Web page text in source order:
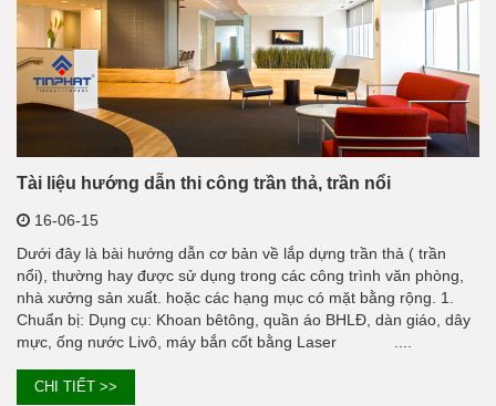
Tài liệu hướng dẫn thi công trần thả, trần nổi
16-06-15
Dưới đây là bài hướng dẫn cơ bản về lắp dựng trần thả ( trần
nổi), thường hay được sử dụng trong các công trình văn phòng,
nhà xưởng sản xuất. hoặc các hạng mục có mặt bằng rộng. 1.
Chuẩn bị: Dụng cụ: Khoan bêtông, quần áo BHLĐ, dàn giáo, dây
mực, ống nước Livô, máy bắn cốt bằng Laser ....
CHI TIẾT >>